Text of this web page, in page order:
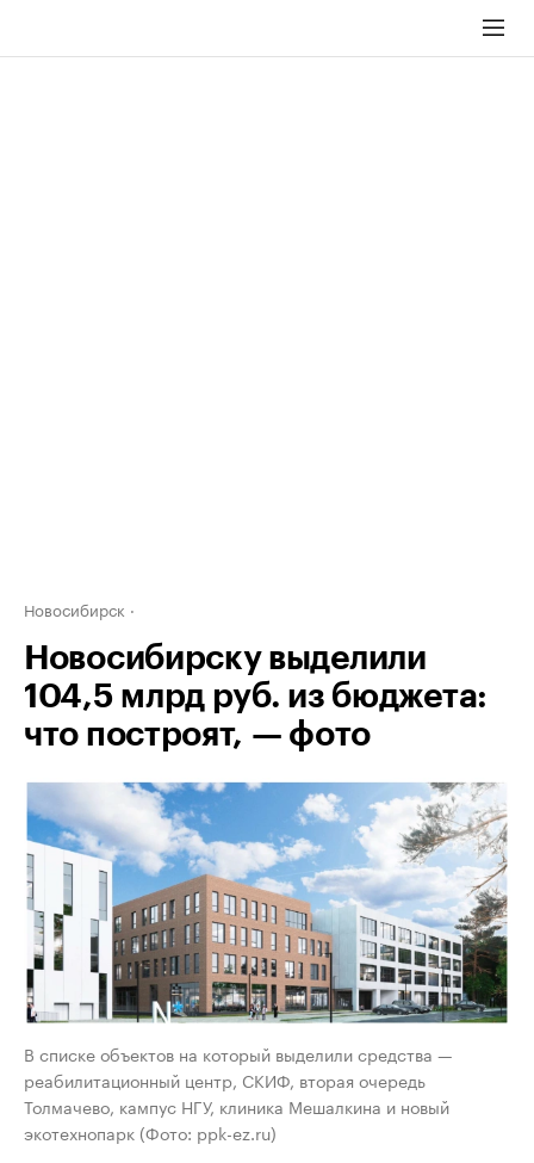
Новосибирск
Новосибирску выделили
104,5 млрд руб. из бюджета:
что построят, — фото
В списке объектов на который выделили средства —
реабилитационный центр, СКИФ, вторая очередь
Толмачево, кампус НГУ, клиника Мешалкина и новый
экотехнопарк (Фото: ppk-ez.ru)